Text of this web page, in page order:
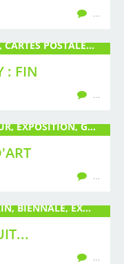
…
71, ART, BIENNALE, BOURGOGNE, CARTES POSTALES, EXPOSITION, GUALLINO, LIVRES, MARCIGNY, PARAPLUIE, PEINTURE, POIRÉ, SCULPTURE
: FIN
…
2021, 71, ART, BIENNALE, COULEUR, EXPOSITION, GUALLINO, JOIE DE VIVRE, MARCIGNY, PEINTURE, POIRÉ, RENCONTRE, SAÔNE ET LOIRE, SCULPTURE, TOILE
…
2021, 71, ART, ART CONTEMPORAIN, BIENNALE, EXPOSITION, GUALLINO, LIVRE, MARCIGNY, PEINTURE, POIRÉ, SALLE DE MUSIQUE, SCULPTURE
…